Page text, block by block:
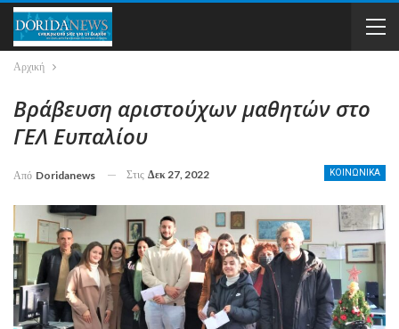
Αρχική
Βράβευση αριστούχων μαθητών στο
ΓΕΛ Ευπαλίου
ΚΟΙΝΩΝΙΚΑ
Από Doridanews Στις Δεκ 27, 2022